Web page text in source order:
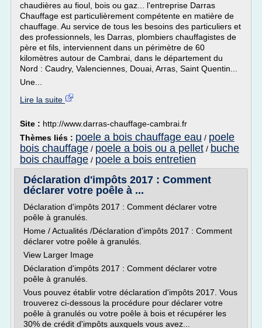
chaudières au fioul, bois ou gaz... l'entreprise Darras
Chauffage est particulièrement compétente en matière de
chauffage. Au service de tous les besoins des particuliers et
des professionnels, les Darras, plombiers chauffagistes de
père et fils, interviennent dans un périmètre de 60
kilomètres autour de Cambrai, dans le département du
Nord : Caudry, Valenciennes, Douai, Arras, Saint Quentin...
Une...
Lire la suite
Site : http://www.darras-chauffage-cambrai.fr
Thèmes liés : poele a bois chauffage eau / poele
bois chauffage / poele a bois ou a pellet / buche
bois chauffage / poele a bois entretien
Déclaration d'impôts 2017 : Comment
déclarer votre poêle à ...
Déclaration d'impôts 2017 : Comment déclarer votre
poêle à granulés.
Home / Actualités /Déclaration d'impôts 2017 : Comment
déclarer votre poêle à granulés.
View Larger Image
Déclaration d'impôts 2017 : Comment déclarer votre
poêle à granulés.
Vous pouvez établir votre déclaration d'impôts 2017. Vous
trouverez ci-dessous la procédure pour déclarer votre
poêle à granulés ou votre poêle à bois et récupérer les
30% de crédit d'impôts auxquels vous avez...